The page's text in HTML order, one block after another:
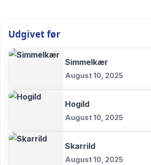
Udgivet før
Simmelkær
August 10, 2025
Hogild
August 10, 2025
Skarrild
August 10, 2025